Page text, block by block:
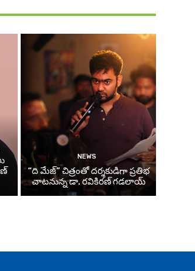
NEWS
“ది మేజ్” చిత్రంతో దర్శకుడిగా ప్రతిభ
చాటనున్న డా. రవికిరణ్ గడలాయ్